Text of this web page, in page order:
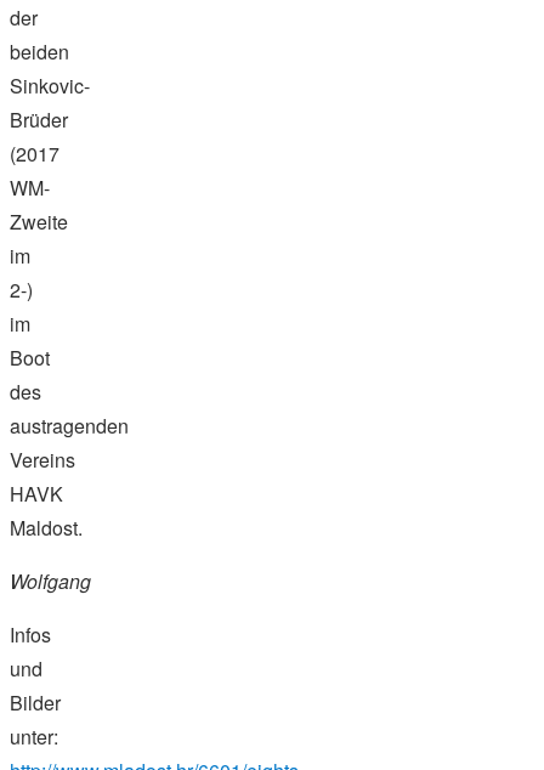
der
beiden
Sinkovic-
Brüder
(2017
WM-
Zweite
im
2-)
im
Boot
des
austragenden
Vereins
HAVK
Maldost.
Wolfgang
Infos
und
Bilder
unter: